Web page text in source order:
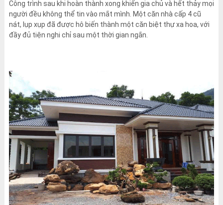
Công trình sau khi hoàn thành xong khiến gia chủ và hết thảy mọi
người đều không thể tin vào mắt mình. Một căn nhà cấp 4 cũ
nát, lụp xụp đã được hô biến thành một căn biệt thự xa hoa, với
đầy đủ tiện nghi chỉ sau một thời gian ngắn.